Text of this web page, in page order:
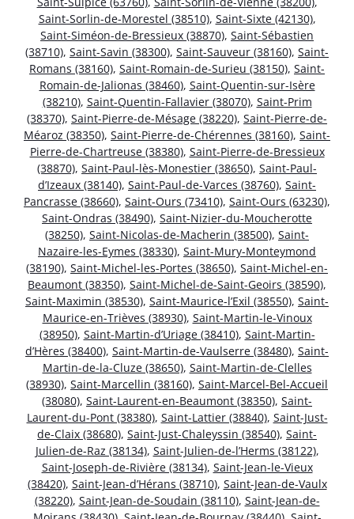
Saint-Sorlin-de-Morestel (38510), Saint-Sixte (42130),
Saint-Siméon-de-Bressieux (38870), Saint-Sébastien
(38710), Saint-Savin (38300), Saint-Sauveur (38160), Saint-
Romans (38160), Saint-Romain-de-Surieu (38150), Saint-
Romain-de-Jalionas (38460), Saint-Quentin-sur-Isère
(38210), Saint-Quentin-Fallavier (38070), Saint-Prim
(38370), Saint-Pierre-de-Mésage (38220), Saint-Pierre-de-
Méaroz (38350), Saint-Pierre-de-Chérennes (38160), Saint-
Pierre-de-Chartreuse (38380), Saint-Pierre-de-Bressieux
(38870), Saint-Paul-lès-Monestier (38650), Saint-Paul-
d’Izeaux (38140), Saint-Paul-de-Varces (38760), Saint-
Pancrasse (38660), Saint-Ours (73410), Saint-Ours (63230),
Saint-Ondras (38490), Saint-Nizier-du-Moucherotte
(38250), Saint-Nicolas-de-Macherin (38500), Saint-
Nazaire-les-Eymes (38330), Saint-Mury-Monteymond
(38190), Saint-Michel-les-Portes (38650), Saint-Michel-en-
Beaumont (38350), Saint-Michel-de-Saint-Geoirs (38590),
Saint-Maximin (38530), Saint-Maurice-l’Exil (38550), Saint-
Maurice-en-Trièves (38930), Saint-Martin-le-Vinoux
(38950), Saint-Martin-d’Uriage (38410), Saint-Martin-
d’Hères (38400), Saint-Martin-de-Vaulserre (38480), Saint-
Martin-de-la-Cluze (38650), Saint-Martin-de-Clelles
(38930), Saint-Marcellin (38160), Saint-Marcel-Bel-Accueil
(38080), Saint-Laurent-en-Beaumont (38350), Saint-
Laurent-du-Pont (38380), Saint-Lattier (38840), Saint-Just-
de-Claix (38680), Saint-Just-Chaleyssin (38540), Saint-
Julien-de-Raz (38134), Saint-Julien-de-l’Herms (38122),
Saint-Joseph-de-Rivière (38134), Saint-Jean-le-Vieux
(38420), Saint-Jean-d’Hérans (38710), Saint-Jean-de-Vaulx
(38220), Saint-Jean-de-Soudain (38110), Saint-Jean-de-